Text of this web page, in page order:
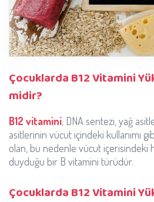
Çocuklarda B12 Vitamini
midir?
B12 vitamini, DNA sentezi, yağ
asitlerinin vücut içindeki kullanımı
olan, bu nedenle vücut içerisindeki
duyduğu bir B vitamini türüdür.
Çocuklarda B12 Vitamini